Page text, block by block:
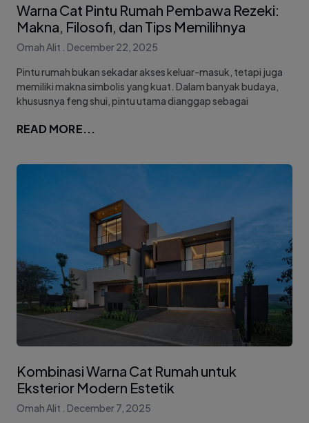
Warna Cat Pintu Rumah Pembawa Rezeki:
Makna, Filosofi, dan Tips Memilihnya
Omah Alit
December 22, 2025
Pintu rumah bukan sekadar akses keluar-masuk, tetapi juga
memiliki makna simbolis yang kuat. Dalam banyak budaya,
khususnya feng shui, pintu utama dianggap sebagai
READ MORE...
Kombinasi Warna Cat Rumah untuk
Eksterior Modern Estetik
Omah Alit
December 7, 2025